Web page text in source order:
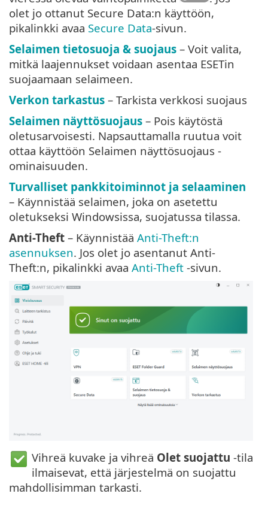
olet jo ottanut Secure Data:n käyttöön,
pikalinkki avaa Secure Data-sivun.
Selaimen tietosuoja & suojaus – Voit valita,
mitkä laajennukset voidaan asentaa ESETin
suojaamaan selaimeen.
Verkon tarkastus – Tarkista verkkosi suojaus
Selaimen näyttösuojaus – Pois käytöstä
oletusarvoisesti. Napsauttamalla ruutua voit
ottaa käyttöön Selaimen näyttösuojaus -
ominaisuuden.
Turvalliset pankkitoiminnot ja selaaminen
– Käynnistää selaimen, joka on asetettu
oletukseksi Windowsissa, suojatussa tilassa.
Anti-Theft – Käynnistää Anti-Theft:n
asennuksen. Jos olet jo asentanut Anti-
Theft:n, pikalinkki avaa Anti-Theft -sivun.
Vihreä kuvake ja vihreä Olet suojattu -tila
ilmaisevat, että järjestelmä on suojattu
mahdollisimman tarkasti.